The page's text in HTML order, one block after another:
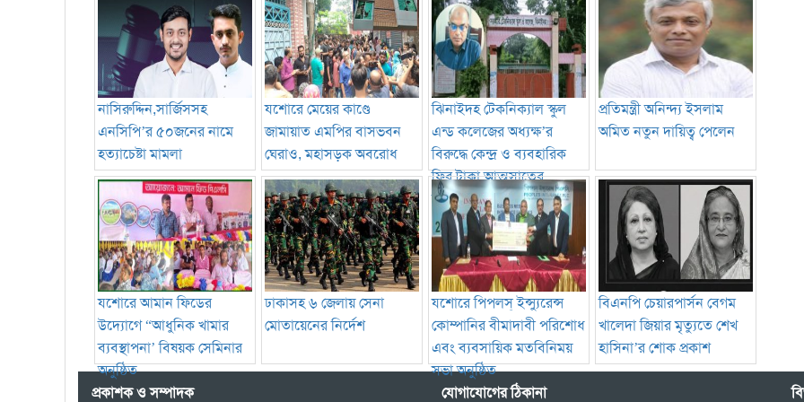
নাসিরুদ্দিন,সার্জিসসহ
এনসিপি’র ৫০জনের নামে
হত্যাচেষ্টা মামলা
যশোরে মেয়ের কাণ্ডে
জামায়াত এমপির বাসভবন
ঘেরাও, মহাসড়ক অবরোধ
ঝিনাইদহ টেকনিক্যাল স্কুল
এন্ড কলেজের অধ্যক্ষ’র
বিরুদ্ধে কেন্দ্র ও ব্যবহারিক
ফির টাকা আত্মসাতের
অভিযোগ
প্রতিমন্ত্রী অনিন্দ্য ইসলাম
অমিত নতুন দায়িত্ব পেলেন
যশোরে আমান ফিডের
উদ্যোগে “আধুনিক খামার
ব্যবস্থাপনা’ বিষয়ক সেমিনার
অনুষ্ঠিত
ঢাকাসহ ৬ জেলায় সেনা
মোতায়েনের নির্দেশ
যশোরে পিপলস্ ইন্স্যুরেন্স
কোম্পানির বীমাদাবী পরিশোধ
এবং ব্যবসায়িক মতবিনিময়
সভা অনুষ্ঠিত
বিএনপি চেয়ারপার্সন বেগম
খালেদা জিয়ার মৃত্যুতে শেখ
হাসিনা’র শোক প্রকাশ
প্রকাশক ও সম্পাদক যোগাযোগের ঠিকানা